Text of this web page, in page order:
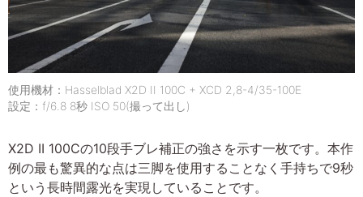
使用機材：Hasselblad X2D II 100C + XCD 2,8-4/35-100E
設定：f/6.8 8秒 ISO 50(撮って出し)
X2D II 100Cの10段手ブレ補正の強さを示す一枚です。本作
例の最も驚異的な点は三脚を使用することなく手持ちで9秒
という長時間露光を実現していることです。